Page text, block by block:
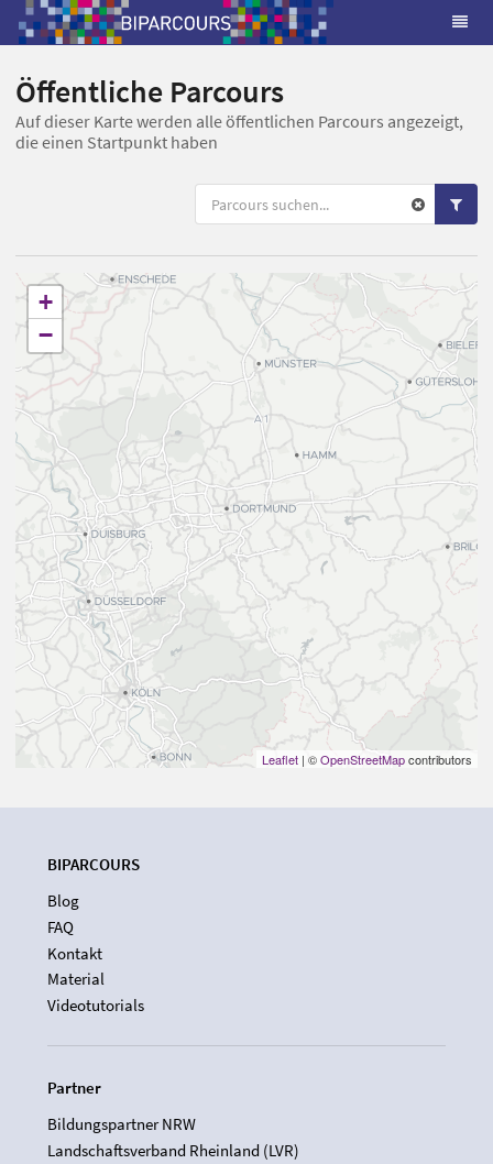
Öffentliche Parcours
Auf dieser Karte werden alle öffentlichen Parcours angezeigt,
die einen Startpunkt haben
+
−
Leaflet | ©OpenStreetMapcontributors
BIPARCOURS
Blog
FAQ
Kontakt
Material
Videotutorials
Partner
Bildungspartner NRW
Landschaftsverband Rheinland (LVR)